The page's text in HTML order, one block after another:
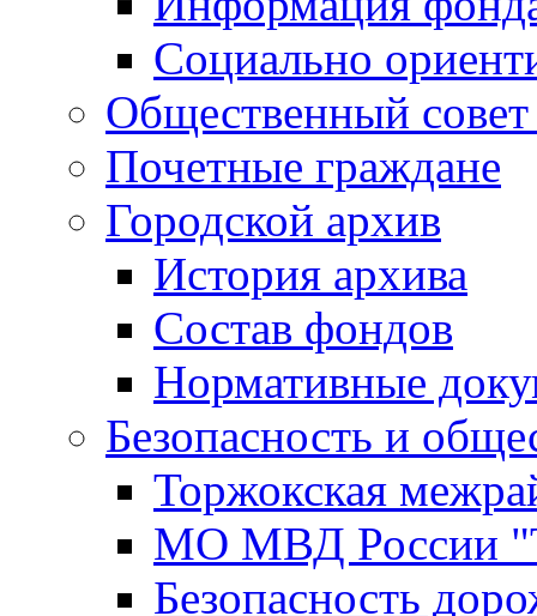
Социально
Общественный
Почетные граждане
Городской архив
История архива
Состав фондов
Нормативные
Безопасность и
Торжокская
МО МВД России
Безопасность